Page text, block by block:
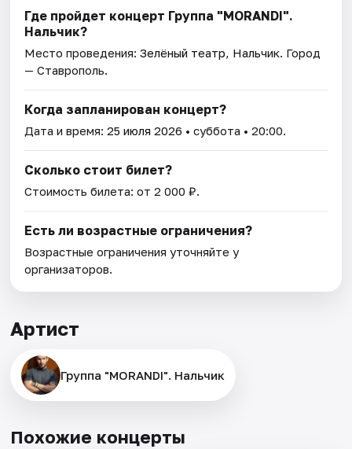
Где пройдет концерт Группа "MORANDI".
Нальчик?
Место проведения:Зелёный театр, Нальчик. Город
— Ставрополь.
Когда запланирован концерт?
Дата и время:25 июля 2026 • суббота • 20:00.
Сколько стоит билет?
Стоимость билета: от 2 000 ₽.
Есть ли возрастные ограничения?
Возрастные ограничения уточняйте у
организаторов.
Артист
Группа "MORANDI". Нальчик
Похожие концерты